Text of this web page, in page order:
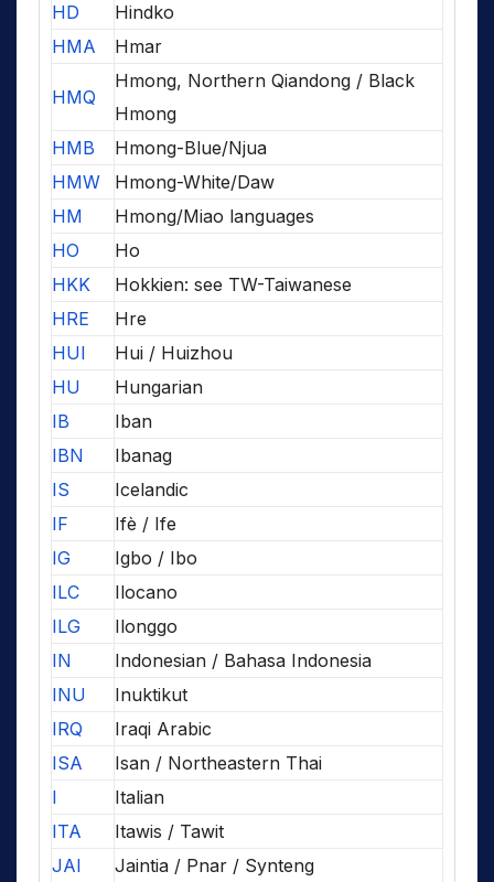
HD
Hindko
HMA
Hmar
HMQ
Hmong, Northern Qiandong / Black
Hmong
HMB
Hmong-Blue/Njua
HMW
Hmong-White/Daw
HM
Hmong/Miao languages
HO
Ho
HKK
Hokkien: see TW-Taiwanese
HRE
Hre
HUI
Hui / Huizhou
HU
Hungarian
IB
Iban
IBN
Ibanag
IS
Icelandic
IF
Ifè / Ife
IG
Igbo / Ibo
ILC
Ilocano
ILG
Ilonggo
IN
Indonesian / Bahasa Indonesia
INU
Inuktikut
IRQ
Iraqi Arabic
ISA
Isan / Northeastern Thai
I
Italian
ITA
Itawis / Tawit
JAI
Jaintia / Pnar / Synteng